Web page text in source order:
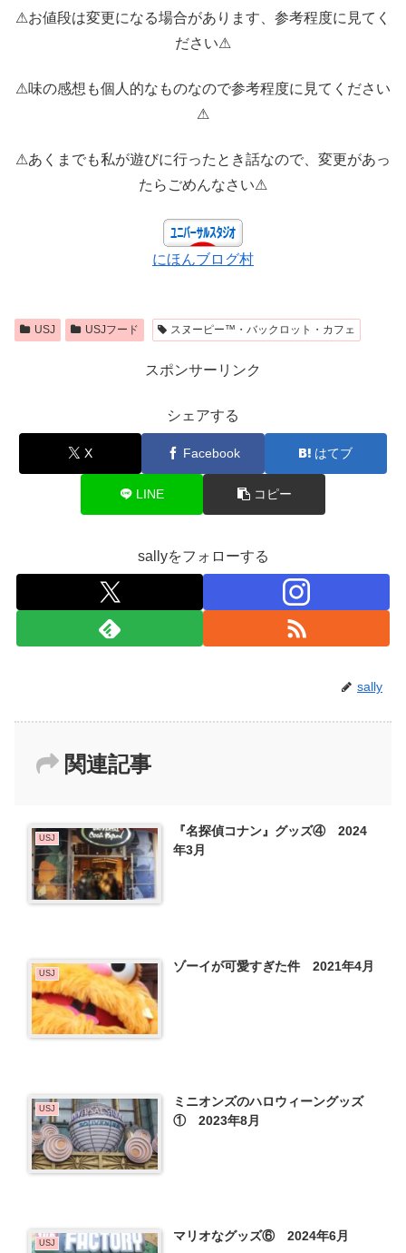
⚠お値段は変更になる場合があります、参考程度に見てく
ださい⚠
⚠味の感想も個人的なものなので参考程度に見てください
⚠
⚠あくまでも私が遊びに行ったとき話なので、変更があっ
たらごめんなさい⚠
にほんブログ村
USJ USJフード スヌーピー™・バックロット・カフェ
スポンサーリンク
シェアする
X Facebook はてブ
LINE コピー
sallyをフォローする
sally
関連記事
USJ
『名探偵コナン』グッズ④ 2024
年3月
USJ ゾーイが可愛すぎた件 2021年4月
USJ
ミニオンズのハロウィーングッズ
① 2023年8月
USJ マリオなグッズ⑥ 2024年6月